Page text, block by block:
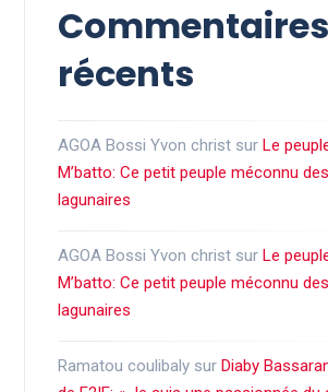
Commentaires
récents
AGOA Bossi Yvon christ sur Le
M’batto: Ce petit peuple méconnu
lagunaires
AGOA Bossi Yvon christ sur Le
M’batto: Ce petit peuple méconnu
lagunaires
Ramatou coulibaly sur Diaby